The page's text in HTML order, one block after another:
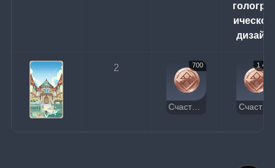
2 700
Счастливая монета
1 400
Счастливая монета